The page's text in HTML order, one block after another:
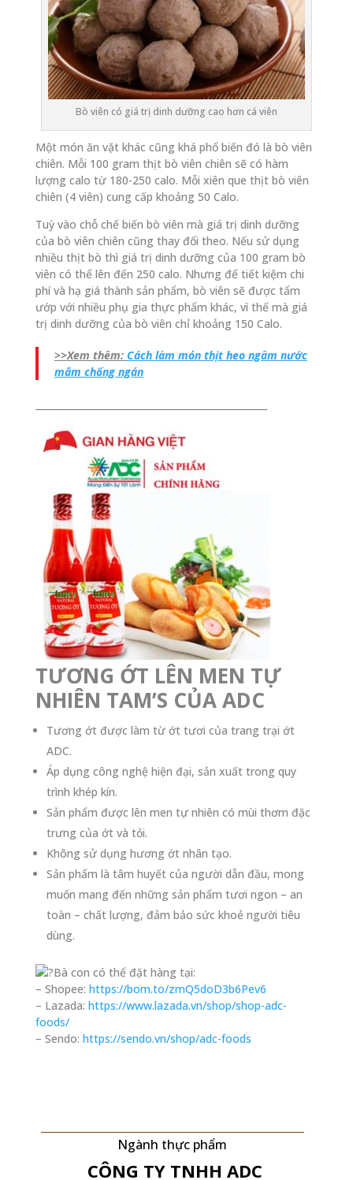
Bò viên có giá trị dinh dưỡng cao hơn cá viên
Một món ăn vặt khác cũng khá phổ biến đó là bò viên
chiên. Mỗi 100 gram thịt bò viên chiên sẽ có hàm
lượng calo từ 180-250 calo. Mỗi xiên que thịt bò viên
chiên (4 viên) cung cấp khoảng 50 Calo.
Tuỳ vào chỗ chế biến bò viên mà giá trị dinh dưỡng
của bò viên chiên cũng thay đổi theo. Nếu sử dụng
nhiều thịt bò thì giá trị dinh dưỡng của 100 gram bò
viên có thể lên đến 250 calo. Nhưng để tiết kiệm chi
phí và hạ giá thành sản phẩm, bò viên sẽ được tẩm
ướp với nhiều phụ gia thực phẩm khác, vì thế mà giá
trị dinh dưỡng của bò viên chỉ khoảng 150 Calo.
>>Xem thêm: Cách làm món thịt heo ngâm nước
mắm chống ngán
TƯƠNG ỚT LÊN MEN TỰ
NHIÊN TAM’S CỦA ADC
Tương ớt được làm từ ớt tươi của trang trại ớt
ADC.
Áp dụng công nghệ hiện đại, sản xuất trong quy
trình khép kín.
Sản phẩm được lên men tự nhiên có mùi thơm đặc
trưng của ớt và tỏi.
Không sử dụng hương ớt nhân tạo.
Sản phẩm là tâm huyết của người dẫn đầu, mong
muốn mang đến những sản phẩm tươi ngon – an
toàn – chất lượng, đảm bảo sức khoẻ người tiêu
dùng.
Bà con có thể đặt hàng tại:
– Shopee: https://bom.to/zmQ5doD3b6Pev6
– Lazada: https://www.lazada.vn/shop/shop-adc-
foods/
– Sendo: https://sendo.vn/shop/adc-foods
Ngành thực phẩm
CÔNG TY TNHH ADC